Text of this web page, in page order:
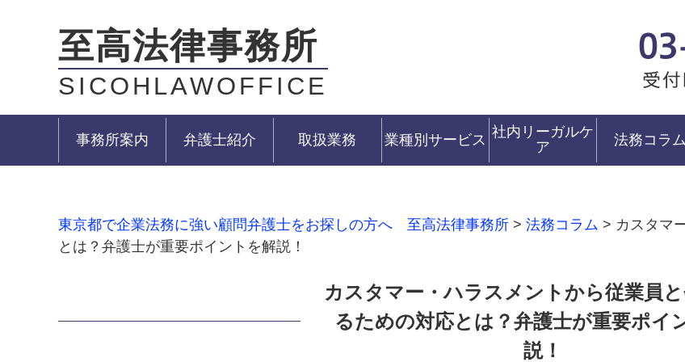
至高法律事務所
SICOHLAWOFFICE
事務所案内 弁護士紹介 取扱業務 業種別サービス 社内リーガルケ
ア
法務コラム
東京都で企業法務に強い顧問弁護士をお探しの方へ 至高法律事務所 > 法務コラム > カスタマ
とは？弁護士が重要ポイントを解説！
カスタマー・ハラスメントから従業員
るための対応とは？弁護士が重要ポイ
説！